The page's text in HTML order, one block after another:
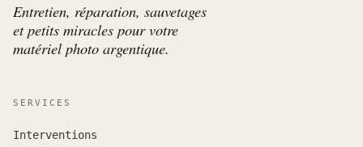
Entretien, réparation, sauvetages
et petits miracles pour votre
matériel photo argentique.
SERVICES
Interventions